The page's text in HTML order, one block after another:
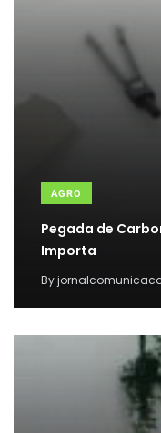
AGRO
Pegada de
Importa
By